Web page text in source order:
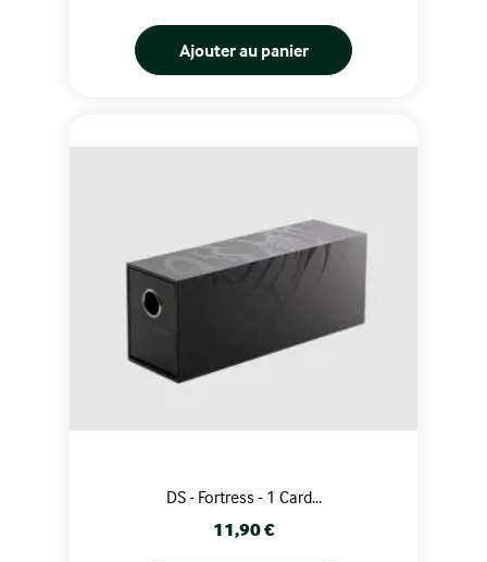
Ajouter au panier
DS - Fortress - 1 Card...
Prix
11,90 €